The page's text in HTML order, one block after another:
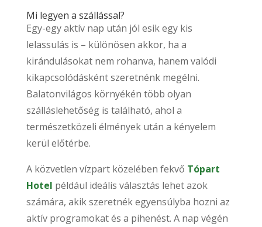
Mi legyen a szállással?
Egy-egy aktív nap után jól esik egy kis
lelassulás is – különösen akkor, ha a
kirándulásokat nem rohanva, hanem valódi
kikapcsolódásként szeretnénk megélni.
Balatonvilágos környékén több olyan
szálláslehetőség is található, ahol a
természetközeli élmények után a kényelem
kerül előtérbe.
A közvetlen vízpart közelében fekvő Tópart
Hotel például ideális választás lehet azok
számára, akik szeretnék egyensúlyba hozni az
aktív programokat és a pihenést. A nap végén